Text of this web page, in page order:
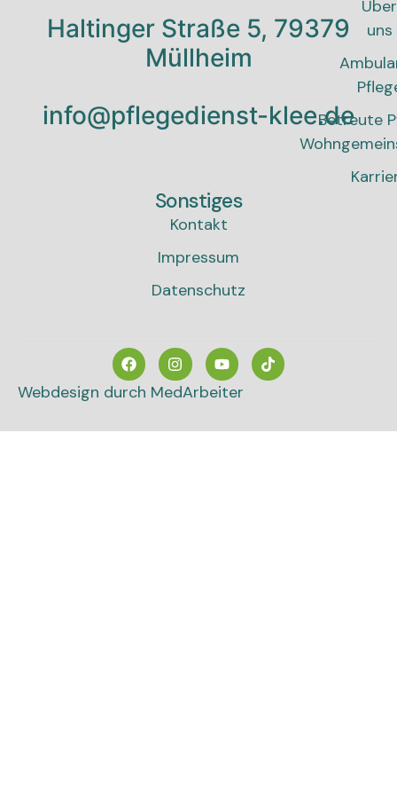
Haltinger Straße 5, 79379
Müllheim
info@pflegedienst-klee.de
Über
uns
Betreute
Sonstiges
Kontakt
Impressum
Datenschutz
Webdesign durch MedArbeiter